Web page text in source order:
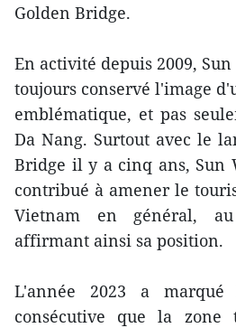
Golden Bridge.
En activité depuis 2009,
toujours conservé l'image
emblématique, et pas
Da Nang. Surtout avec le
Bridge il y a cinq ans, Sun
contribué à amener le
Vietnam en général,
affirmant ainsi sa position.
L'année 2023 a
consécutive que la zone